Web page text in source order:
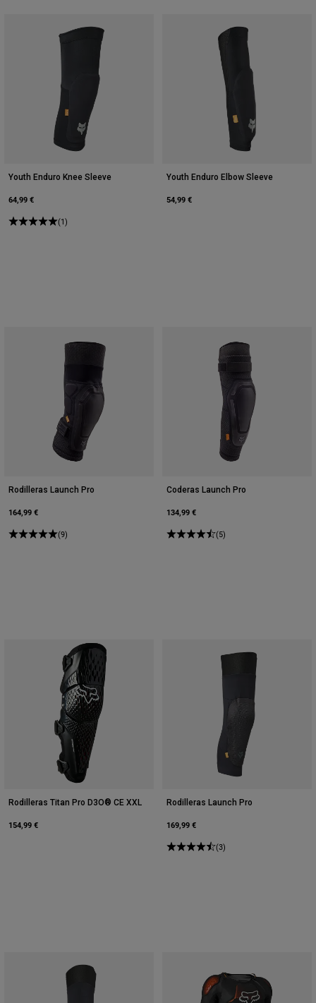
Youth Enduro Knee Sleeve
64,99 €
(1)
Youth Enduro Elbow Sleeve
54,99 €
Rodilleras Launch Pro
164,99 €
(9)
Coderas Launch Pro
134,99 €
(5)
Rodilleras Titan Pro D3O® CE XXL
154,99 €
Rodilleras Launch Pro
169,99 €
(3)